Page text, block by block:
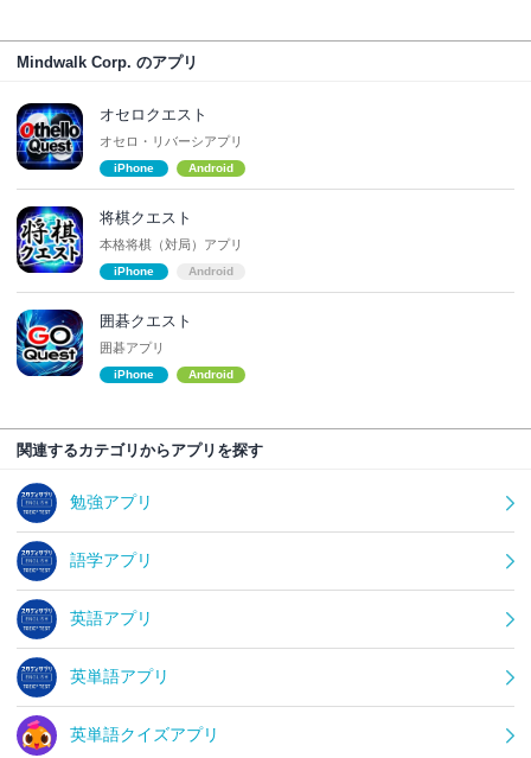
Mindwalk Corp. のアプリ
オセロクエスト
オセロ・リバーシアプリ
iPhone Android
将棋クエスト
本格将棋（対局）アプリ
iPhone Android
囲碁クエスト
囲碁アプリ
iPhone Android
関連するカテゴリからアプリを探す
勉強アプリ
語学アプリ
英語アプリ
英単語アプリ
英単語クイズアプリ